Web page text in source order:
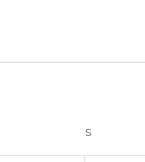
S